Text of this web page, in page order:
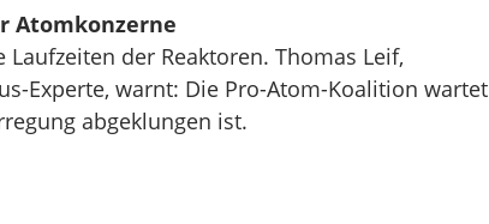
Atomkonzerne
der Reaktoren. Thomas Leif,
Experte, warnt: Die Pro-Atom-Koalition wartet
abgeklungen ist.